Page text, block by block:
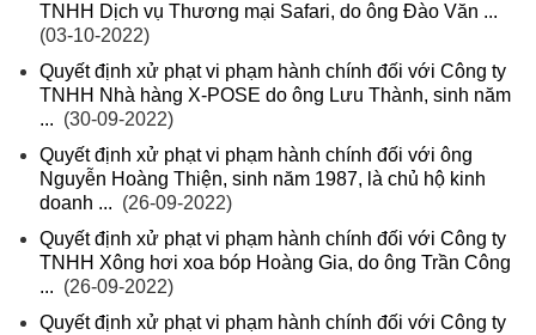
TNHH Dịch vụ Thương mại Safari, do ông Đào Văn ...
(03-10-2022)
Quyết định xử phạt vi phạm hành chính đối với Công ty
TNHH Nhà hàng X-POSE do ông Lưu Thành, sinh năm
... (30-09-2022)
Quyết định xử phạt vi phạm hành chính đối với ông
Nguyễn Hoàng Thiện, sinh năm 1987, là chủ hộ kinh
doanh ... (26-09-2022)
Quyết định xử phạt vi phạm hành chính đối với Công ty
TNHH Xông hơi xoa bóp Hoàng Gia, do ông Trần Công
... (26-09-2022)
Quyết định xử phạt vi phạm hành chính đối với Công ty